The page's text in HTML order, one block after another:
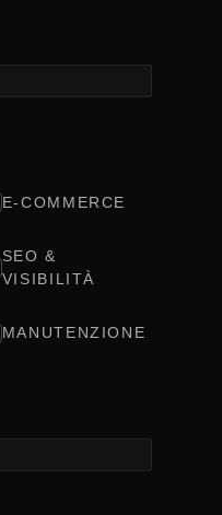
E-COMMERCE
SEO &
VISIBILITÀ
MANUTENZIONE